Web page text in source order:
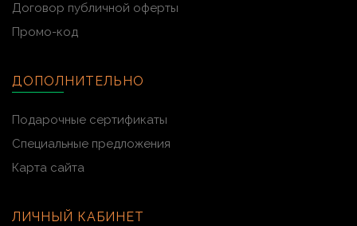
Договор публичной оферты
Промо-код
ДОПОЛНИТЕЛЬНО
Подарочные сертификаты
Специальные предложения
Карта сайта
ЛИЧНЫЙ КАБИНЕТ